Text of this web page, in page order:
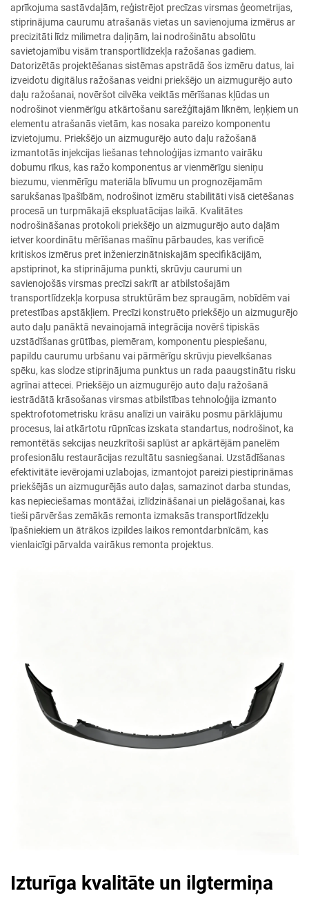
aprīkojuma sastāvdaļām, reģistrējot precīzas virsmas ģeometrijas,
stiprinājuma caurumu atrašanās vietas un savienojuma izmērus ar
precizitāti līdz milimetra daļiņām, lai nodrošinātu absolūtu
savietojamību visām transportlīdzekļa ražošanas gadiem.
Datorizētās projektēšanas sistēmas apstrādā šos izmēru datus, lai
izveidotu digitālus ražošanas veidni priekšējo un aizmugurējo auto
daļu ražošanai, novēršot cilvēka veiktās mērīšanas kļūdas un
nodrošinot vienmērīgu atkārtošanu sarežģītajām līknēm, leņķiem un
elementu atrašanās vietām, kas nosaka pareizo komponentu
izvietojumu. Priekšējo un aizmugurējo auto daļu ražošanā
izmantotās injekcijas liešanas tehnoloģijas izmanto vairāku
dobumu rīkus, kas ražo komponentus ar vienmērīgu sieniņu
biezumu, vienmērīgu materiāla blīvumu un prognozējamām
sarukšanas īpašībām, nodrošinot izmēru stabilitāti visā cietēšanas
procesā un turpmākajā ekspluatācijas laikā. Kvalitātes
nodrošināšanas protokoli priekšējo un aizmugurējo auto daļām
ietver koordinātu mērīšanas mašīnu pārbaudes, kas verificē
kritiskos izmērus pret inženierzinātniskajām specifikācijām,
apstiprinot, ka stiprinājuma punkti, skrūvju caurumi un
savienojošās virsmas precīzi sakrīt ar atbilstošajām
transportlīdzekļa korpusa struktūrām bez spraugām, nobīdēm vai
pretestības apstākļiem. Precīzi konstruēto priekšējo un aizmugurējo
auto daļu panāktā nevainojamā integrācija novērš tipiskās
uzstādīšanas grūtības, piemēram, komponentu piespiešanu,
papildu caurumu urbšanu vai pārmērīgu skrūvju pievelkšanas
spēku, kas slodze stiprinājuma punktus un rada paaugstinātu risku
agrīnai attecei. Priekšējo un aizmugurējo auto daļu ražošanā
iestrādātā krāsošanas virsmas atbilstības tehnoloģija izmanto
spektrofotometrisku krāsu analīzi un vairāku posmu pārklājumu
procesus, lai atkārtotu rūpnīcas izskata standartus, nodrošinot, ka
remontētās sekcijas neuzkrītoši saplūst ar apkārtējām panelēm
profesionālu restaurācijas rezultātu sasniegšanai. Uzstādīšanas
efektivitāte ievērojami uzlabojas, izmantojot pareizi piestiprināmas
priekšējās un aizmugurējās auto daļas, samazinot darba stundas,
kas nepieciešamas montāžai, izlīdzināšanai un pielāgošanai, kas
tieši pārvēršas zemākās remonta izmaksās transportlīdzekļu
īpašniekiem un ātrākos izpildes laikos remontdarbnīcām, kas
vienlaicīgi pārvalda vairākus remonta projektus.
Izturīga kvalitāte un ilgtermiņa